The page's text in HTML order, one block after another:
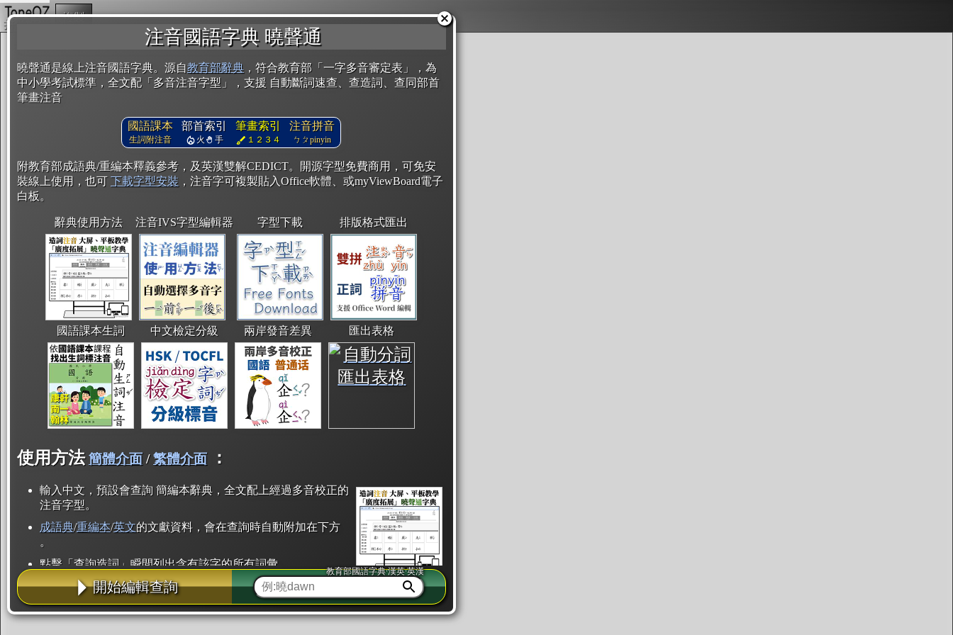
注音國語字典 曉聲通
曉聲通是線上注音國語字典。源自教育部辭典 ，符合教育部「一字多音審定表」，為
中小學考試標準，全文配「多音注音字型」，支援 自動斷詞速查、查造詞、查同部首
筆畫注音
國語課本
生詞附注音
部首索引
火 手
筆畫索引
１２３４
注音拼音
ㄅㄆpinyin
附教育部成語典/重編本釋義參考，及英漢雙解CEDICT。開源字型免費商用，可免安
裝線上使用，也可 下載字型安裝 ，注音字可複製貼入Office軟體、或myViewBoard電子
白板。
辭典使用方法 注音IVS字型編輯器 字型下載 排版格式匯出
國語課本生詞 中文檢定分級 兩岸發音差異 匯出表格
使用方法 簡體介面/繁體介面 ：
輸入中文，預設會查詢 簡編本辭典，全文配上經過多音校正的
注音字型。
成語典/重編本/英文的文獻資料，會在查詢時自動附加在下方
。
點擊「查詢造詞」瞬間列出含有該字的所有詞彙。
點「部首」瞬間列出所有「同部首字」。也支援查詢「同注音」或「同筆畫」。
辭典解釋的全文都經過自動斷詞，點擊便可瞬間「連續查詢」此字詞的解釋，不
用手動重複輸入。
開始編輯查詢
教育部國語字典·漢英·英漢
複製